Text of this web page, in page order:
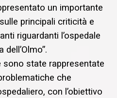
un importante
principali criticità e
riguardanti l’ospedale
sono state rappresentate
che
con l’obiettivo